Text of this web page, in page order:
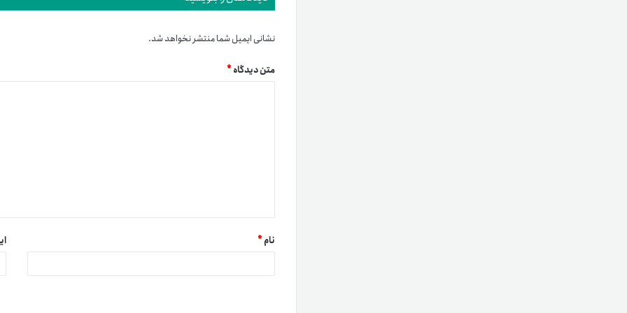
نشانی ایمیل شما منتشر نخواهد شد.
متن دیدگاه*
نام*